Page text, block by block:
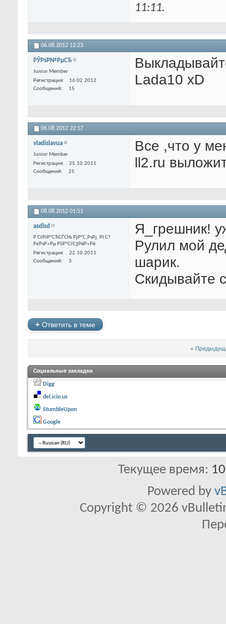
11:11.
06.08.2012 12:23
РЎРѕР№РµСЂ
Junior Member
Регистрация
16.02.2012
Сообщений
15
Lada10 xD
06.08.2012 22:17
vladislavua
Junior Member
Регистрация
25.10.2011
Сообщений
25
Все ,что у
ll2.ru
08.08.2012 01:51
asdlsd
Р СѓРіР°СЋСЃСЊ РјР°С‚РѕРј, РІ С?
РєРѕР»Рµ РЅР°СѓС‡РёР»Рё
Регистрация
22.10.2011
Сообщений
3
Я_грешник!
Рулил мой
шарик.
Скидывайте
+ Ответить в теме
«
Социальные закладки
Digg
del.icio.us
StumbleUpon
Google
Текущее время:
Powered by
Copyright © 2026